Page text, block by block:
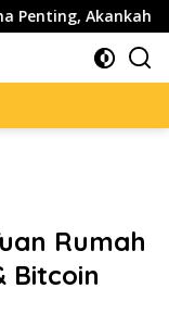
Memicu
Rumah
Bitcoin